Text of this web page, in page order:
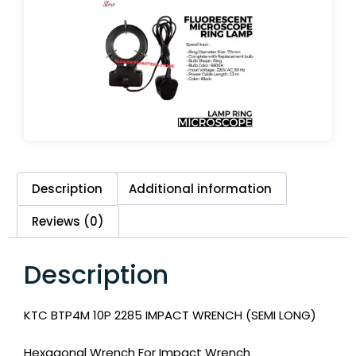
Description
Additional information
Reviews (0)
Description
KTC BTP4M 10P 2285 IMPACT WRENCH (SEMI LONG)
Hexagonal Wrench For Impact Wrench